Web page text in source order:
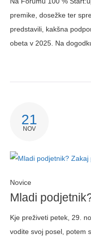
premike, dosežke ter
predstavili, kakšna
obeta v 2025. Na
21
NOV
Novice
Mladi
Kje preživeti petek, 29.
vodite svoj posel, potem